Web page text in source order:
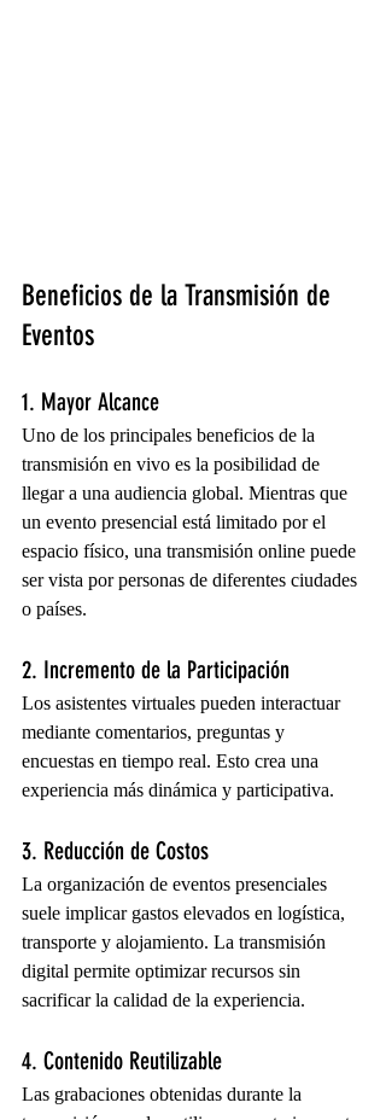
Beneficios de la Transmisión de
Eventos
1. Mayor Alcance
Uno de los principales beneficios de la
transmisión en vivo es la posibilidad de
llegar a una audiencia global. Mientras que
un evento presencial está limitado por el
espacio físico, una transmisión online puede
ser vista por personas de diferentes ciudades
o países.
2. Incremento de la Participación
Los asistentes virtuales pueden interactuar
mediante comentarios, preguntas y
encuestas en tiempo real. Esto crea una
experiencia más dinámica y participativa.
3. Reducción de Costos
La organización de eventos presenciales
suele implicar gastos elevados en logística,
transporte y alojamiento. La transmisión
digital permite optimizar recursos sin
sacrificar la calidad de la experiencia.
4. Contenido Reutilizable
Las grabaciones obtenidas durante la